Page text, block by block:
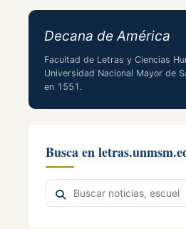
Decana de América
Facultad de Letras y Ciencias
Universidad Nacional Mayor de
en 1551.
Busca en
Buscar
en